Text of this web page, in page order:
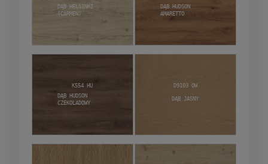
Dąb Helsinki
(Carmen)
Dąb Hudson
Amaretto
Dąb Hudson
Czekoladowy
K554 HU
Dąb Jasny
D9103 OW